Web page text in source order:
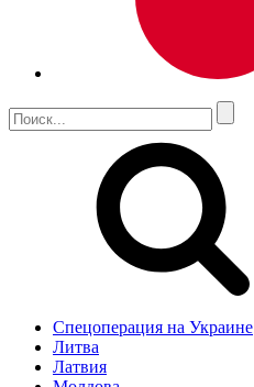
Спецоперация на Украине
Литва
Латвия